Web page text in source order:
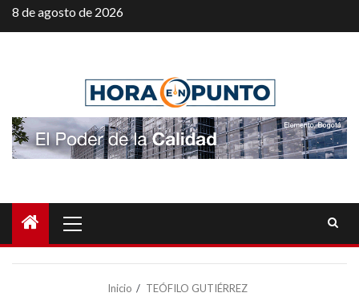
Saltar
al
8 de agosto de 2026
principal
Inicio TEÓFILO GUTIÉRREZ